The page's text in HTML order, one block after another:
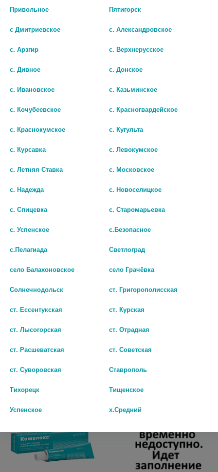
ЛИБРИДЕРМ СКИНОПЛАСТ ДУО
ВОССТАНАВЛИВАЮЩИЙ 100МЛ
1 250 руб.
шт
В КОРЗИНУ
АКУЛЬЯ СИЛА АКУЛИЙ
ЛИЦА НОЧН. ПЕРСИК+МАНГО
ЛИБРИДЕРМ СКИНОПЛАСТ ДУО
ВОССТАНАВЛИВАЮЩИЙ 40МЛ
КАМЕЛОКС ГЕЛЬ С СИЛИКОНОМ
1 672 руб.
Привольное Пятигорск
с Дмитриевское с. Александровское
с. Арзгир с. Верхнерусское
с. Дивное с. Донское
с. Ивановское с. Казьминское
с. Кочубеевское с. Красногвардейское
с. Краснокумское с. Кугульта
с. Курсавка с. Левокумское
с. Летняя Ставка с. Московское
с. Надежда с. Новоселицкое
с. Спицевка с. Старомарьевка
с. Успенское с.Безопасное
с.Пелагиада Светлоград
село Балахоновское село Грачёвка
Солнечнодольск ст. Григорополисская
ст. Ессентукская ст. Курская
ст. Лысогорская ст. Отрадная
ст. Расшеватская ст. Советская
ст. Суворовская Ставрополь
Тихорецк Тищенское
Успенское х.Средний